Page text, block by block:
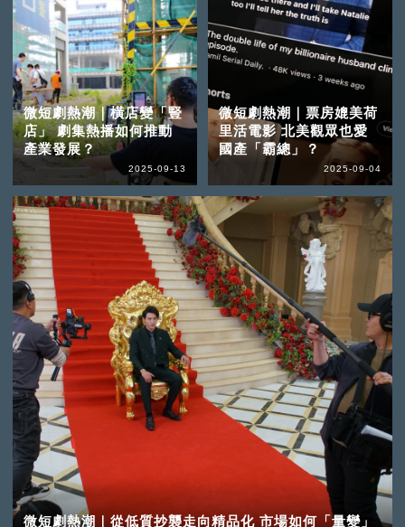
微短劇熱潮｜橫店變「豎
店」 劇集熱播如何推動
產業發展？
2025-09-13
微短劇熱潮｜從低質抄襲走向精品化 市場如何「量變」
微短劇熱潮｜票房媲美荷
里活電影 北美觀眾也愛
國產「霸總」？
2025-09-04